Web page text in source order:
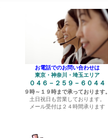
お電話でのお問い合わせは
東京・神奈川・埼玉エリア
０４６－２５９－６０４４
９時～１９時まで承っております。
土日祝日も営業しております。
メール受付は２４時間承ります